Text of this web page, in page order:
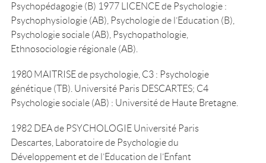
Psychopédagogie (B) 1977 LICENCE de Psychologie :
Psychophysiologie (AB), Psychologie de l’Education (B),
Psychologie sociale (AB), Psychopathologie,
Ethnosociologie régionale (AB).
1980 MAITRISE de psychologie, C3 : Psychologie
génétique (TB). Université Paris DESCARTES; C4
Psychologie sociale (AB) : Université de Haute Bretagne.
1982 DEA de PSYCHOLOGIE Université Paris
Descartes, Laboratoire de Psychologie du
Développement et de l’Education de l’Enfant